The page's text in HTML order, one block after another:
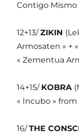
Contigo Mismo
12+13/ZIKIN
Armosaten » +
« Zementua
14+15/ KOBRA
« Incubo » from
16/THE